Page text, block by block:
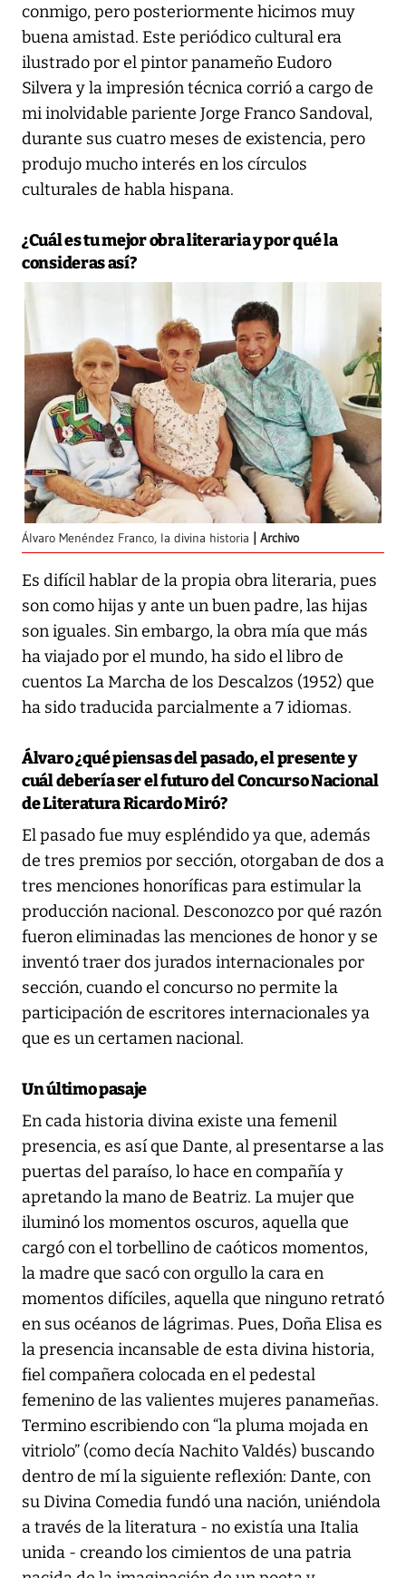
conmigo, pero posteriormente hicimos muy
buena amistad. Este periódico cultural era
ilustrado por el pintor panameño Eudoro
Silvera y la impresión técnica corrió a cargo de
mi inolvidable pariente Jorge Franco Sandoval,
durante sus cuatro meses de existencia, pero
produjo mucho interés en los círculos
culturales de habla hispana.
¿Cuál es tu mejor obra literaria y por qué la
consideras así?
Álvaro Menéndez Franco, la divina historia Archivo
Es difícil hablar de la propia obra literaria, pues
son como hijas y ante un buen padre, las hijas
son iguales. Sin embargo, la obra mía que más
ha viajado por el mundo, ha sido el libro de
cuentos La Marcha de los Descalzos (1952) que
ha sido traducida parcialmente a 7 idiomas.
Álvaro ¿qué piensas del pasado, el presente y
cuál debería ser el futuro del Concurso Nacional
de Literatura Ricardo Miró?
El pasado fue muy espléndido ya que, además
de tres premios por sección, otorgaban de dos a
tres menciones honoríficas para estimular la
producción nacional. Desconozco por qué razón
fueron eliminadas las menciones de honor y se
inventó traer dos jurados internacionales por
sección, cuando el concurso no permite la
participación de escritores internacionales ya
que es un certamen nacional.
Un último pasaje
En cada historia divina existe una femenil
presencia, es así que Dante, al presentarse a las
puertas del paraíso, lo hace en compañía y
apretando la mano de Beatriz. La mujer que
iluminó los momentos oscuros, aquella que
cargó con el torbellino de caóticos momentos,
la madre que sacó con orgullo la cara en
momentos difíciles, aquella que ninguno retrató
en sus océanos de lágrimas. Pues, Doña Elisa es
la presencia incansable de esta divina historia,
fiel compañera colocada en el pedestal
femenino de las valientes mujeres panameñas.
Termino escribiendo con “la pluma mojada en
vitriolo” (como decía Nachito Valdés) buscando
dentro de mí la siguiente reflexión: Dante, con
su Divina Comedia fundó una nación, uniéndola
a través de la literatura - no existía una Italia
unida - creando los cimientos de una patria